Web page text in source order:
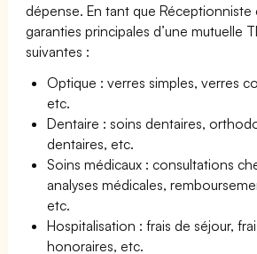
dépense. En tant que Réceptionniste
garanties principales d’une mutuelle
suivantes :
Optique : verres simples, verres
etc.
Dentaire : soins dentaires,
dentaires, etc.
Soins médicaux : consultations
analyses médicales,
etc.
Hospitalisation : frais de séjour,
honoraires, etc.